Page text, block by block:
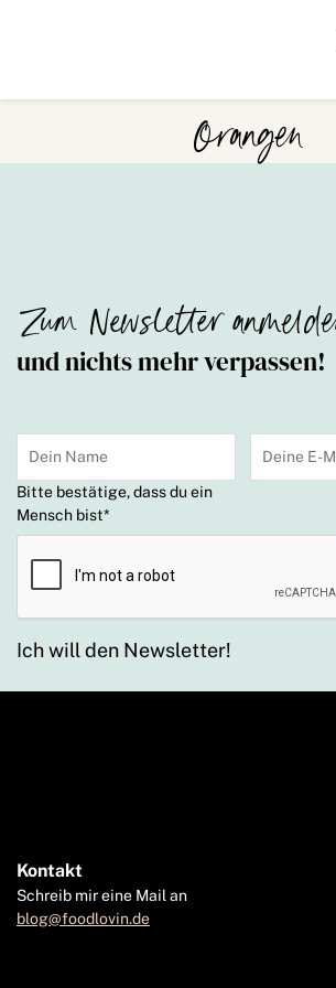
Orangen
Zum Newsletter
und nichts mehr verpassen!
Bitte bestätige, dass du ein
Mensch bist*
Ich will den Newsletter!
Kontakt
Schreib mir eine Mail an
blog@foodlovin.de